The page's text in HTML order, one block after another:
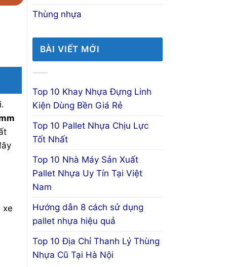
Thùng nhựa
BÀI VIẾT MỚI
Top 10 Khay Nhựa Đựng Linh
Kiện Dùng Bền Giá Rẻ
Top 10 Pallet Nhựa Chịu Lực
Tốt Nhất
Top 10 Nhà Máy Sản Xuất
Pallet Nhựa Uy Tín Tại Việt
Nam
Hướng dẫn 8 cách sử dụng
pallet nhựa hiệu quả
Top 10 Địa Chỉ Thanh Lý Thùng
Nhựa Cũ Tại Hà Nội
xe